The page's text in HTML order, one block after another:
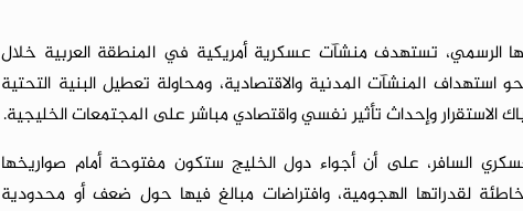
الرسمي، تستهدف منشآت عسكرية أمريكية في المنطقة العربية خلال
المنشآت المدنية والاقتصادية، ومحاولة تعطيل البنية التحتية
الاستقرار وإحداث تأثير نفسي واقتصادي مباشر على المجتمعات الخليجية.
السافر، على أن أجواء دول الخليج ستكون مفتوحة أمام صواريخها
لقدراتها الهجومية، وافتراضات مبالغ فيها حول ضعف أو محدودية